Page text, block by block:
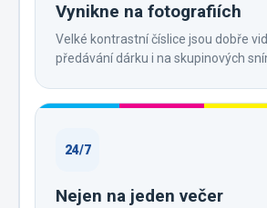
Vynikne na fotografiích
Velké kontrastní číslice jsou dobře
předávání dárku i na skupinových
24/7
Nejen na jeden večer